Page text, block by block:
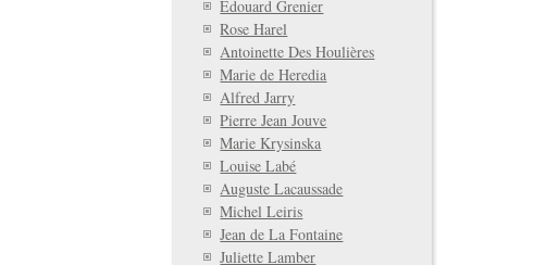
Edouard Grenier
Rose Harel
Antoinette Des Houlières
Marie de Heredia
Alfred Jarry
Pierre Jean Jouve
Marie Krysinska
Louise Labé
Auguste Lacaussade
Michel Leiris
Jean de La Fontaine
Juliette Lamber